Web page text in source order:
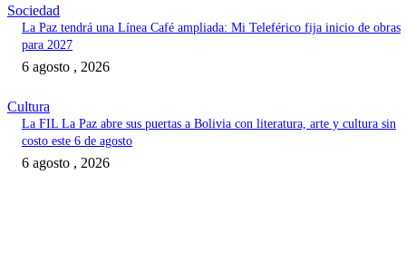
Sociedad
La Paz tendrá una Línea Café ampliada: Mi Teleférico fija inicio de obras
para 2027
6 agosto , 2026
Cultura
La FIL La Paz abre sus puertas a Bolivia con literatura, arte y cultura sin
costo este 6 de agosto
6 agosto , 2026